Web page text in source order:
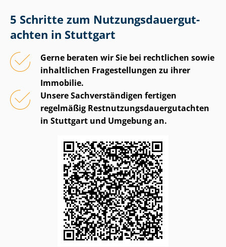
5 Schritte zum Nut­zungs­dau­er­gut­
ach­ten in Stuttgart
Gerne beraten wir Sie bei rechtlichen sowie
inhaltlichen Fragestellungen zu ihrer
Immobilie.
Unsere Sach­ver­stän­di­gen fertigen
regelmäßig Rest­nut­zungs­dau­er­gut­ach­ten
in Stuttgart und Umgebung an.